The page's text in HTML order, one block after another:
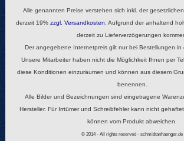
Alle genannten Preise verstehen sich inkl. der
derzeit 19% zzgl. Versandkosten . Aufgrund der anhaltend
derzeit zu Lieferverzögerungen
Der angegebene Internetpreis gilt nur bei Bestellungen in
Unsere Mitarbeiter haben nicht die Möglichkeit Ihnen per
diese Konditionen einzuräumen und können aus diesem
benennen.
Alle Bilder und Bezeichnungen sind eingetragene
Hersteller. Für Irrtümer und Schreibfehler kann nicht
können vom Produkt abweichen.
© 2014 - All rights reserved - schmidtanhaenger.de